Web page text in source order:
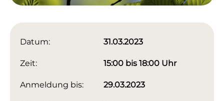
Datum: 31.03.2023
Zeit: 15:00 bis 18:00 Uhr
Anmeldung bis: 29.03.2023